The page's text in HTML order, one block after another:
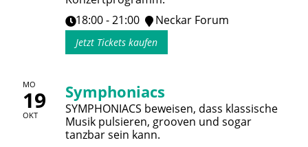
18:00 - 21:00
Neckar Forum
Jetzt Tickets kaufen
MO
19
OKT
Symphoniacs
SYMPHONIACS beweisen, dass klassische
Musik pulsieren, grooven und sogar
tanzbar sein kann.